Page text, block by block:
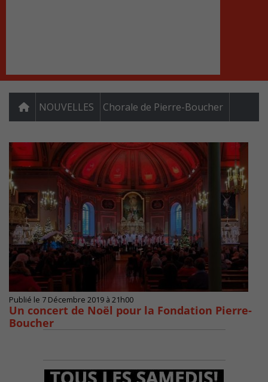
NOUVELLES Chorale de Pierre-Boucher
Publié le 7 Décembre 2019 à 21h00
Un concert de Noël pour la Fondation Pierre-
Boucher